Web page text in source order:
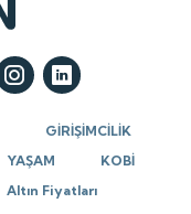
GİRİŞİMCİLİK
YAŞAM
KOBİ
Altın Fiyatları